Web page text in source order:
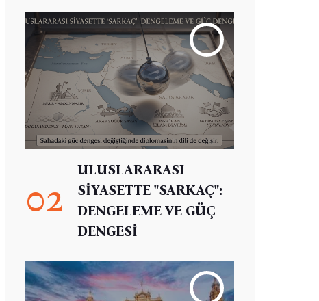
02
ULUSLARARASI
SİYASETTE "SARKAÇ":
DENGELEME VE GÜÇ
DENGESİ